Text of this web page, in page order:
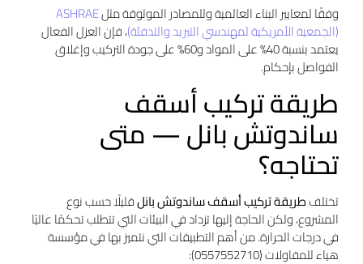
وفقًا لمعايير البناء العالمية وللمصادر الموثوقة مثلASHRAE
(الجمعية الأمريكية لمهندسي التبريد والتدفئة)، فإن العزل الفعال
يعتمد بنسبة 40% على المواد و60% على جودة التركيب وإغلاق
الفواصل بإحكام.
طريقة تركيب أسقف
ساندوتش بانل — متى
تحتاجه؟
تختلفطريقة تركيب أسقف ساندوتش بانلقليلًا حسب نوع
المشروع، ولكن الحاجة إليها تزداد في البيئات التي تتطلب تحكمًا عاليًا
في درجات الحرارة. من أهم التطبيقات التي نتميز بها في مؤسسة
هياء للمقاولات (0557552710):